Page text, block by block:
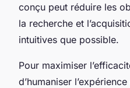
conçu peut réduire les
la recherche et
intuitives que possible.
Pour maximiser
d’humaniser